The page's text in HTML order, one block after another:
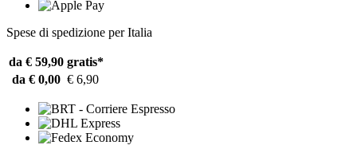
Spese di spedizione per Italia
da € 59,90 gratis*
da € 0,00 € 6,90